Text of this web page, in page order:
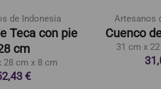
de Indonesia
Teca con pie
cm
28 cm x 8 cm
€
Artesanos
Cuenco
31 cm x